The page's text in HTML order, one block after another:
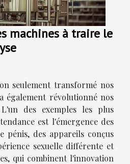
machines à traire le
seulement transformé nos
également révolutionné nos
des exemples les plus
est l'émergence des
pénis, des appareils conçus
sexuelle différente et
qui combinent l'innovation